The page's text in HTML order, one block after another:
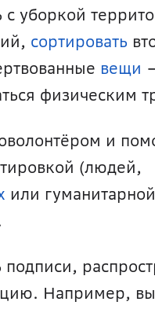
с уборкой
сортировать
вещи
физическим
и
или гуманитарной
подписи,
Например,